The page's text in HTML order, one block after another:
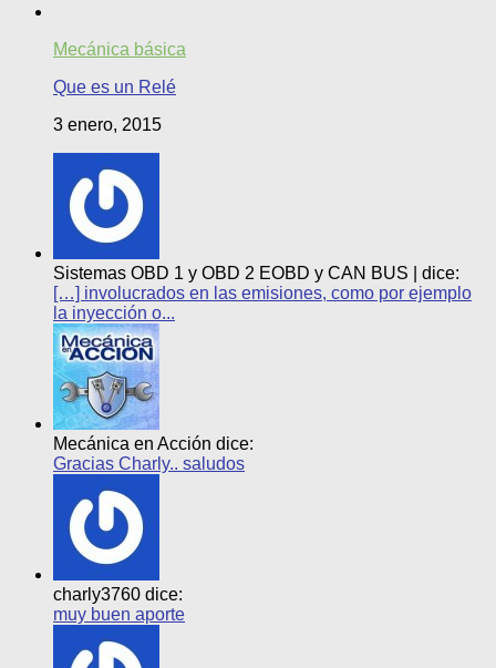
Mecánica básica
Que es un Relé
3 enero, 2015
Sistemas OBD 1 y OBD 2 EOBD y CAN BUS | dice:
[…] involucrados en las emisiones, como por ejemplo
la inyección o...
Mecánica en Acción dice:
Gracias Charly.. saludos
charly3760 dice:
muy buen aporte